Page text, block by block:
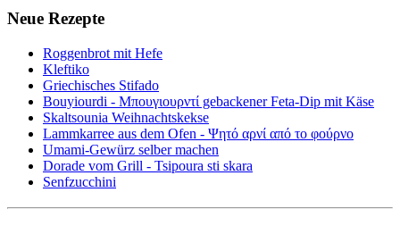
Neue Rezepte
Roggenbrot mit Hefe
Kleftiko
Griechisches Stifado
Bouyiourdi - Μπουγιουρντί gebackener Feta-Dip mit Käse
Skaltsounia Weihnachtskekse
Lammkarree aus dem Ofen - Ψητό αρνί από το φούρνο
Umami-Gewürz selber machen
Dorade vom Grill - Tsipoura sti skara
Senfzucchini